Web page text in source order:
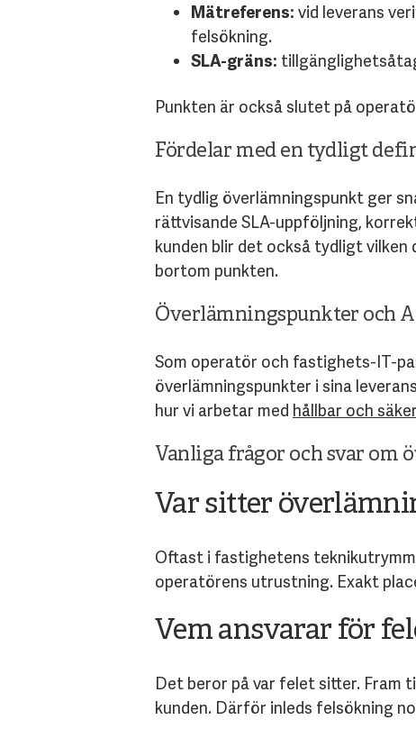
Mätreferens: vid leverans
felsökning.
SLA-gräns:
Punkten är också slutet på
Fördelar med en tydligt
En tydlig överlämningspunkt ger
rättvisande SLA-uppföljning,
kunden blir det också tydligt vilken
bortom punkten.
Överlämningspunkter och
Som operatör och fastighets-IT-
överlämningspunkter i sina
hur vi arbetar med hållbar och
Vanliga frågor och svar om
Var sitter
Oftast i fastighetens
operatörens utrustning. Exakt
Vem ansvarar för
Det beror på var felet sitter. Fram
kunden. Därför inleds felsökning